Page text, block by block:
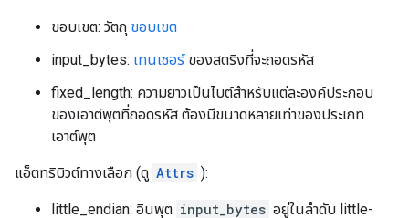
ขอบเขต: วัตถุ ขอบเขต
input_bytes: เทนเซอร์ของสตริงที่จะถอดรหัส
fixed_length: ความยาวเป็นไบต์สำหรับแต่ละองค์ประกอบ
ของเอาต์พุตที่ถอดรหัส ต้องมีขนาดหลายเท่าของประเภท
เอาต์พุต
แอ็ตทริบิวต์ทางเลือก (ดู Attrs ):
little_endian: อินพุต input_bytes อยู่ในลำดับ little-